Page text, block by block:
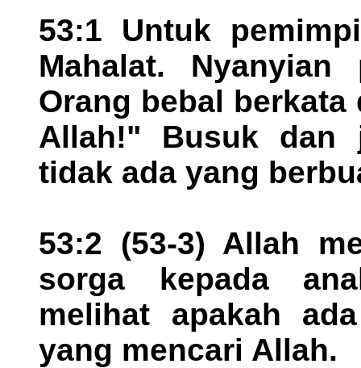
53:1 Untuk
Mahalat. Nyanyian
Orang bebal
Allah!" Busuk dan
tidak ada yang
53:2 (53-3) Allah
sorga kepada
melihat apakah
yang mencari Allah.